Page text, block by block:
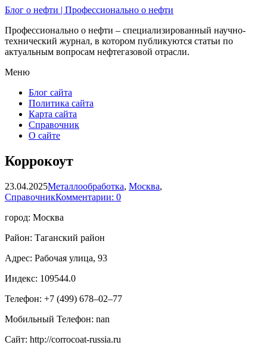
Блог о нефти | Профессионально о нефти
Профессионально о нефти – специализированный научно-
технический журнал, в котором публикуются статьи по
актуальным вопросам нефтегазовой отрасли.
Меню
Блог сайта
Политика сайта
Карта сайта
Справочник
О сайте
Коррокоут
23.04.2025Металлообработка, Москва,
СправочникКомментарии: 0
город: Москва
Район: Таганский район
Адрес: Рабочая улица, 93
Индекс: 109544.0
Телефон: +7 (499) 678‒02‒77
Мобильный Телефон: nan
Сайт: http://corrocoat-russia.ru